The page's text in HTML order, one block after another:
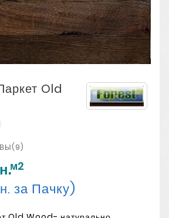
Old
м2
за Пачку)